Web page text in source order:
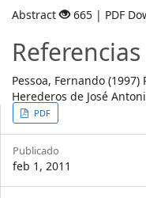
Abstract 665 | PDF
Referencias
Pessoa, Fernando
Herederos de José
Article
Sidebar
PDF
Publicado
feb 1, 2011